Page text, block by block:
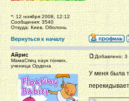
*: 12 ноября 2008, 12:12
Сообщения: 3540
Откуда: Киев, Оболонь
Вернуться к началу
Айрис
МамаСпец наук тонких,
ученица Ордена
Добавлено: 3
У меня была